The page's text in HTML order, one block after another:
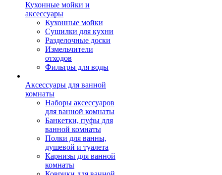
Кухонные мойки и
аксессуары
Кухонные мойки
Сушилки для кухни
Разделочные доски
Измельчители
отходов
Фильтры для воды
Аксессуары для ванной
комнаты
Наборы аксессуаров
для ванной комнаты
Банкетки, пуфы для
ванной комнаты
Полки для ванны,
душевой и туалета
Карнизы для ванной
комнаты